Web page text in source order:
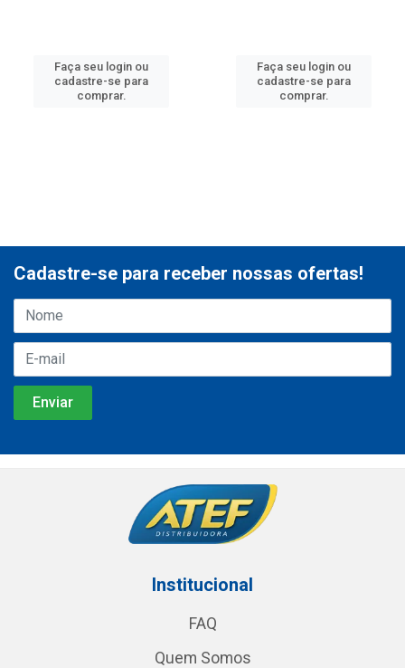
Faça seu login ou
cadastre-se para
comprar.
Faça seu login ou
cadastre-se para
comprar.
Cadastre-se para receber nossas ofertas!
Institucional
FAQ
Quem Somos